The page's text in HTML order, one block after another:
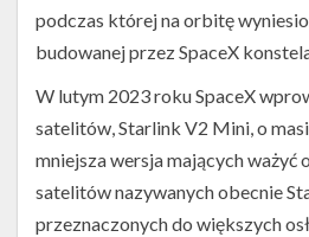
podczas której na orbitę
budowanej przez SpaceX
W lutym 2023 roku SpaceX
satelitów, Starlink V2 Mini, o
mniejsza wersja mających ważyć
satelitów nazywanych obecnie
przeznaczonych do większych